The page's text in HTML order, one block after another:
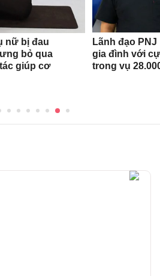
nữ bị đau
bỏ qua
giúp cơ
Lãnh đạo
gia đình với
trong vụ